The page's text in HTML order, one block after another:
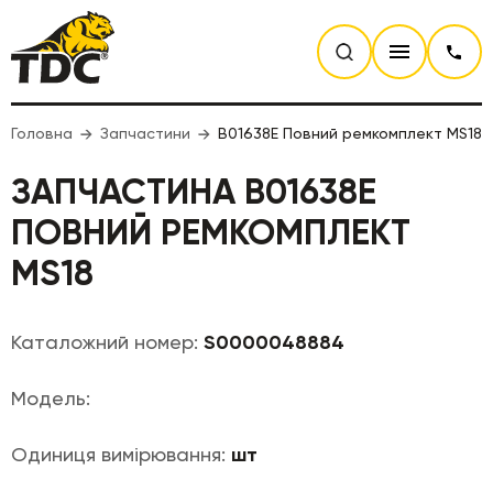
Головна Запчастини B01638E Повний ремкомплект MS18
ЗАПЧАСТИНА B01638E
ПОВНИЙ РЕМКОМПЛЕКТ
MS18
Каталожний номер: S0000048884
Модель:
Одиниця вимірювання: шт